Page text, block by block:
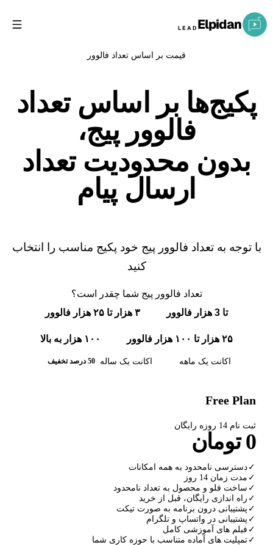
Elpidan
LEAD
قیمت بر اساس تعداد فالوور
پکیج‌ها بر اساس تعداد
فالوور پیج،
بدون محدودیت تعداد
ارسال پیام
با توجه به تعداد فالوور پیج خود پکیج مناسب را انتخاب
کنید
تعداد فالوور پیج شما چقدر است؟
تا 3 هزار فالوور
۳ هزار تا ۲۵ هزار فالوور
۲۵ هزار تا ۱۰۰ هزار فالوور ۱۰۰ هزار به بالا
اکانت یک ماهه اکانت یک ساله 50 درصد تخفیف
Free Plan
ثبت نام 14 روزه رایگان
0 تومان
✓ دسترسی نامحدود به همه امکانات
✓ مدت زمان 14 روز
✓ ساخت فلو و محصول به تعداد نامحدود
✓ راه اندازی رایگان، قبل از خرید
✓ پشتیبانی درون برنامه به صورت تیکت
✓ پشتیبانی در واتساپ و تلگرام
✓ فیلم های آموزشی کامل
✓ تمپلیت های آماده متناسب با حوزه کاری شما